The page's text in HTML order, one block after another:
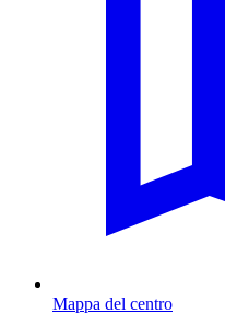
Mappa del centro